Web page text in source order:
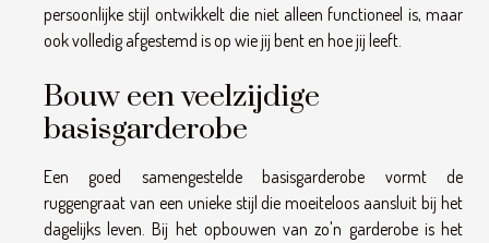
persoonlijke stijl ontwikkelt die niet alleen functioneel is, maar
ook volledig afgestemd is op wie jij bent en hoe jij leeft.
Bouw een veelzijdige
basisgarderobe
Een goed samengestelde basisgarderobe vormt de
ruggengraat van een unieke stijl die moeiteloos aansluit bij het
dagelijks leven. Bij het opbouwen van zo'n garderobe is het